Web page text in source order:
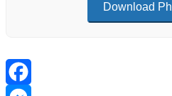
Download